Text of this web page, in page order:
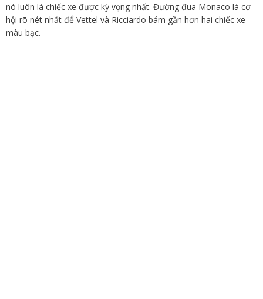
nó luôn là chiếc xe được kỳ vọng nhất. Đường đua Monaco là cơ
hội rõ nét nhất để Vettel và Ricciardo bám gần hơn hai chiếc xe
màu bạc.